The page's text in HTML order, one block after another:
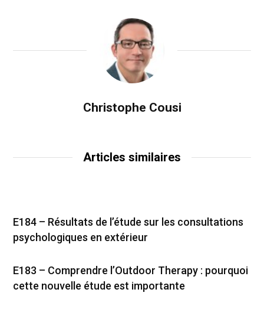
Christophe Cousi
Articles similaires
E184 – Résultats de l’étude sur les consultations
psychologiques en extérieur
E183 – Comprendre l’Outdoor Therapy : pourquoi
cette nouvelle étude est importante